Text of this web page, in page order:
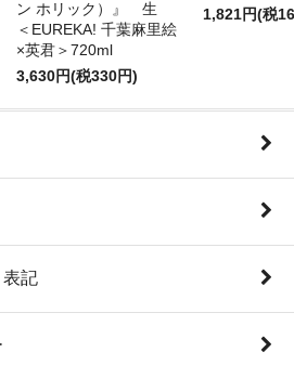
ン ホリック）』 生
＜EUREKA! 千葉麻里絵
×英君＞720ml
3,630円(税330円)
1,821円(税
記